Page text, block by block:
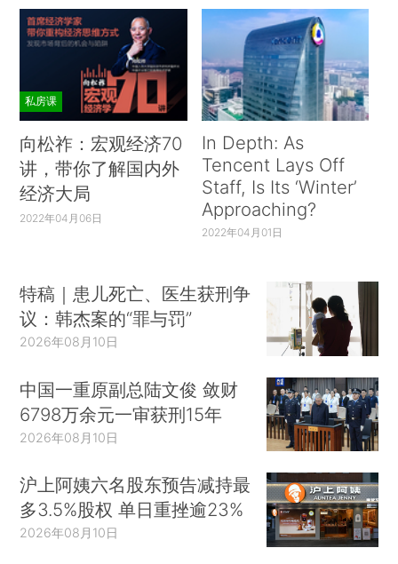
私房课
向松祚：宏观经济70
讲，带你了解国内外
经济大局
2022年04月06日
In Depth: As
Tencent Lays Off
Staff, Is Its ‘Winter’
Approaching?
2022年04月01日
特稿｜患儿死亡、医生获刑争
议：韩杰案的“罪与罚”
2026年08月10日
中国一重原副总陆文俊 敛财
6798万余元一审获刑15年
2026年08月10日
沪上阿姨六名股东预告减持最
多3.5%股权 单日重挫逾23%
2026年08月10日